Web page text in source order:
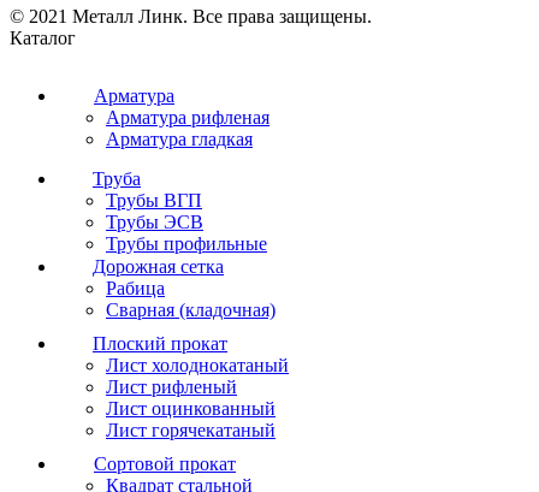
© 2021 Металл Линк. Все права защищены.
Каталог
Арматура
Арматура рифленая
Арматура гладкая
Труба
Трубы ВГП
Трубы ЭСВ
Трубы профильные
Дорожная сетка
Рабица
Сварная (кладочная)
Плоский прокат
Лист холоднокатаный
Лист рифленый
Лист оцинкованный
Лист горячекатаный
Сортовой прокат
Квадрат стальной